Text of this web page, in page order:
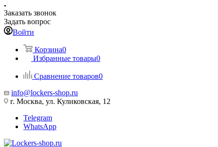
Заказать звонок
Задать вопрос
Войти
Корзина0
Избранные товары0
Сравнение товаров0
info@lockers-shop.ru
г. Москва, ул. Куликовская, 12
Telegram
WhatsApp